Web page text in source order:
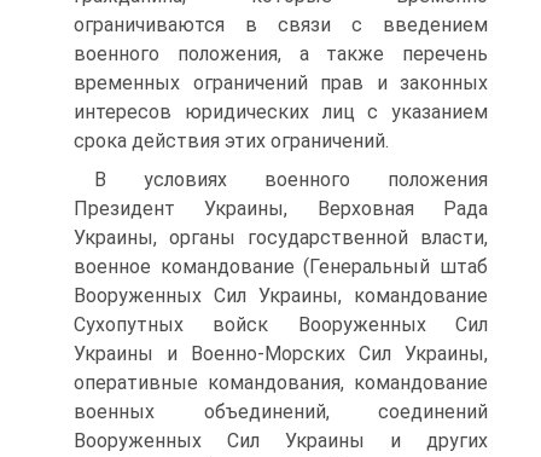
ограничиваются в связи с введением
военного положения, а также перечень
временных ограничений прав и законных
интересов юридических лиц с указанием
срока действия этих ограничений.
В условиях военного положения
Президент Украины, Верховная Рада
Украины, органы государственной власти,
военное командование (Генеральный штаб
Вооруженных Сил Украины, командование
Сухопутных войск Вооруженных Сил
Украины и Военно-Морских Сил Украины,
оперативные командования, командование
военных объединений, соединений
Вооруженных Сил Украины и других